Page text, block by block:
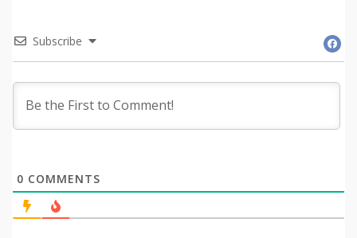
Subscribe
0 COMMENTS